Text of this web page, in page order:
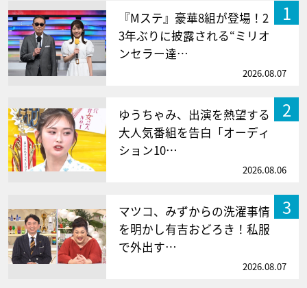
1
『Mステ』豪華8組が登場！2
3年ぶりに披露される“ミリオ
ンセラー達…
2026.08.07
2
ゆうちゃみ、出演を熱望する
大人気番組を告白「オーディ
ション10…
2026.08.06
3
マツコ、みずからの洗濯事情
を明かし有吉おどろき！私服
で外出す…
2026.08.07